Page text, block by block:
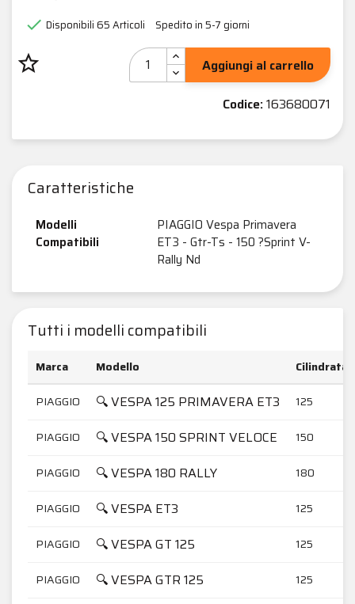
 Disponibili65 Articoli Spedito in 5-7 giorni
star_border
Aggiungi al carrello
Codice:163680071
Caratteristiche
Modelli
Compatibili
PIAGGIO Vespa Primavera
ET3 - Gtr-Ts - 150 ?Sprint V-
Rally Nd
Tutti i modelli compatibili
Marca Modello
Cilindrata
PIAGGIO
🔍 VESPA 125 PRIMAVERA ET3 125
PIAGGIO 🔍 VESPA 150 SPRINT VELOCE 150
PIAGGIO 🔍 VESPA 180 RALLY 180
PIAGGIO 🔍 VESPA ET3 125
PIAGGIO 🔍 VESPA GT 125 125
PIAGGIO 🔍 VESPA GTR 125 125